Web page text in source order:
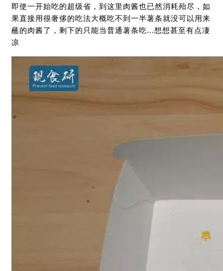
即使一开始吃的超级省，到这里肉酱也已然消耗殆尽，如
果直接用很奢侈的吃法大概吃不到一半薯条就没可以用来
蘸的肉酱了，剩下的只能当普通薯条吃...想想甚至有点凄
凉